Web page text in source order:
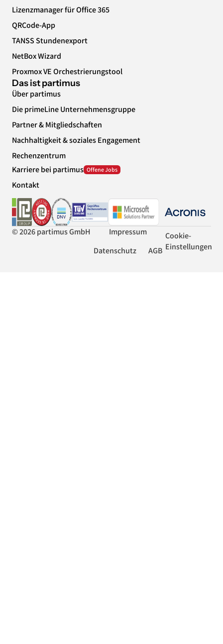
Lizenzmanager für Office 365
QRCode-App
TANSS Stundenexport
NetBox Wizard
Proxmox VE Orchestrierungstool
Das ist partimus
Über partimus
Die primeLine Unternehmensgruppe
Partner & Mitgliedschaften
Nachhaltigkeit & soziales Engagement
Rechenzentrum
Karriere bei partimus
Kontakt
© 2026 partimus GmbH
Impressum
Datenschutz
AGB
Cookie-
Einstellungen